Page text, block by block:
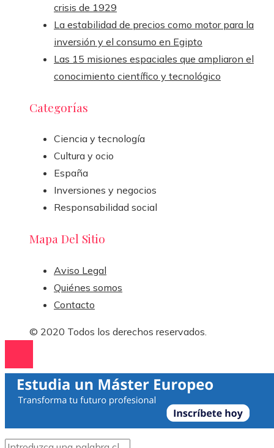
crisis de 1929
La estabilidad de precios como motor para la
inversión y el consumo en Egipto
Las 15 misiones espaciales que ampliaron el
conocimiento científico y tecnológico
Categorías
Ciencia y tecnología
Cultura y ocio
España
Inversiones y negocios
Responsabilidad social
Mapa Del Sitio
Aviso Legal
Quiénes somos
Contacto
© 2020 Todos los derechos reservados.